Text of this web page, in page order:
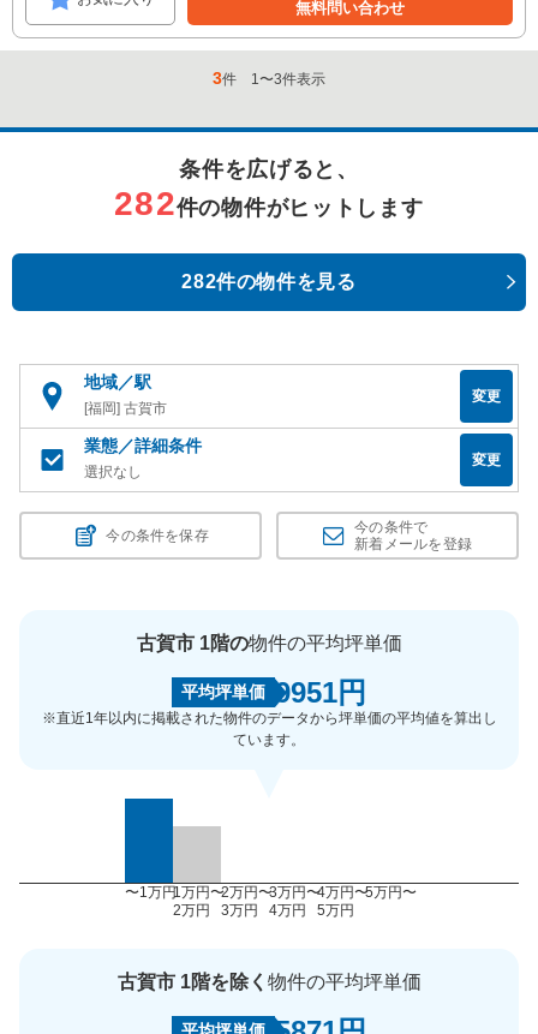
無料問い合わせ
3件 1〜3件表示
条件を広げると、
282件の物件がヒットします
282件の物件を見る
地域／駅
[福岡] 古賀市
変更
業態／詳細条件
選択なし
変更
今の条件を保存
今の条件で
新着メールを登録
古賀市 1階の物件の平均坪単価
平均坪単価 9951円
※直近1年以内に掲載された物件のデータから坪単価の平均値を算出し
ています。
〜1万円1万円〜
2万円
2万円〜
3万円
3万円〜
4万円
4万円〜
5万円
5万円〜
古賀市 1階を除く 物件の平均坪単価